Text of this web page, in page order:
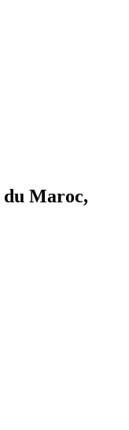
du Maroc,